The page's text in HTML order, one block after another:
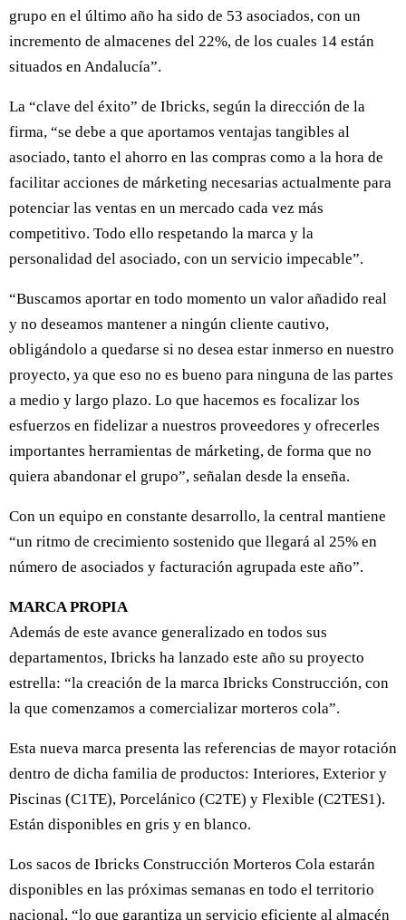
grupo en el último año ha sido de 53 asociados, con un
incremento de almacenes del 22%, de los cuales 14 están
situados en Andalucía”.
La “clave del éxito” de Ibricks, según la dirección de la
firma, “se debe a que aportamos ventajas tangibles al
asociado, tanto el ahorro en las compras como a la hora de
facilitar acciones de márketing necesarias actualmente para
potenciar las ventas en un mercado cada vez más
competitivo. Todo ello respetando la marca y la
personalidad del asociado, con un servicio impecable”.
“Buscamos aportar en todo momento un valor añadido real
y no deseamos mantener a ningún cliente cautivo,
obligándolo a quedarse si no desea estar inmerso en nuestro
proyecto, ya que eso no es bueno para ninguna de las partes
a medio y largo plazo. Lo que hacemos es focalizar los
esfuerzos en fidelizar a nuestros proveedores y ofrecerles
importantes herramientas de márketing, de forma que no
quiera abandonar el grupo”, señalan desde la enseña.
Con un equipo en constante desarrollo, la central mantiene
“un ritmo de crecimiento sostenido que llegará al 25% en
número de asociados y facturación agrupada este año”.
MARCA PROPIA
Además de este avance generalizado en todos sus
departamentos, Ibricks ha lanzado este año su proyecto
estrella: “la creación de la marca Ibricks Construcción, con
la que comenzamos a comercializar morteros cola”.
Esta nueva marca presenta las referencias de mayor rotación
dentro de dicha familia de productos: Interiores, Exterior y
Piscinas (C1TE), Porcelánico (C2TE) y Flexible (C2TES1).
Están disponibles en gris y en blanco.
Los sacos de Ibricks Construcción Morteros Cola estarán
disponibles en las próximas semanas en todo el territorio
nacional, “lo que garantiza un servicio eficiente al almacén